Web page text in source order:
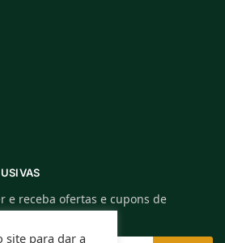
e receba ofertas e cupons de
site para dar a